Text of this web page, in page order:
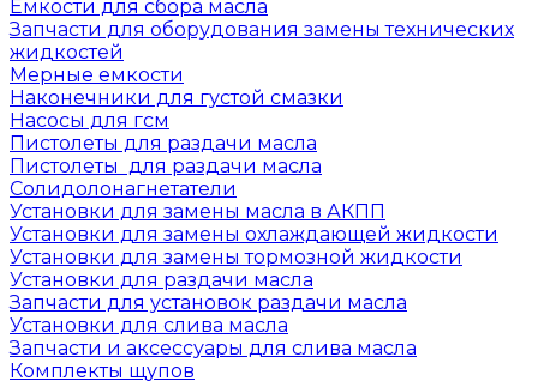
Емкости для сбора масла
Запчасти для оборудования замены технических
жидкостей
Мерные емкости
Наконечники для густой смазки
Насосы для гсм
Пистолеты для раздачи масла
Пистолеты для раздачи масла
Солидолонагнетатели
Установки для замены масла в АКПП
Установки для замены охлаждающей жидкости
Установки для замены тормозной жидкости
Установки для раздачи масла
Запчасти для установок раздачи масла
Установки для слива масла
Запчасти и аксессуары для слива масла
Комплекты щупов